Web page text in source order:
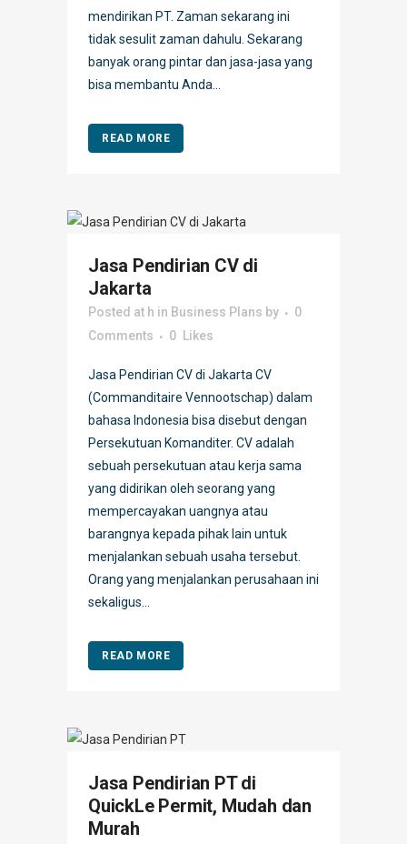
mendirikan PT. Zaman sekarang ini
tidak sesulit zaman dahulu. Sekarang
banyak orang pintar dan jasa-jasa yang
bisa membantu Anda...
READ MORE
Jasa Pendirian CV di
Jakarta
Posted at h in Business Plans by
0
Comments
0 Likes
Jasa Pendirian CV di Jakarta CV
(Commanditaire Vennootschap) dalam
bahasa Indonesia bisa disebut dengan
Persekutuan Komanditer. CV adalah
sebuah persekutuan atau kerja sama
yang didirikan oleh seorang yang
mempercayakan uangnya atau
barangnya kepada pihak lain untuk
menjalankan sebuah usaha tersebut.
Orang yang menjalankan perusahaan ini
sekaligus...
READ MORE
Jasa Pendirian PT di
QuickLe Permit, Mudah dan
Murah